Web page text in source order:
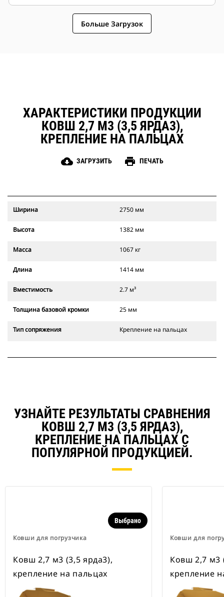
Больше Загрузок
ХАРАКТЕРИСТИКИ ПРОДУКЦИИ
КОВШ 2,7 М3 (3,5 ЯРДА3),
КРЕПЛЕНИЕ НА ПАЛЬЦАХ
cloud_download ЗАГРУЗИТЬ print ПЕЧАТЬ
Ширина 2750 мм
Высота 1382 мм
Масса 1067 кг
Длина 1414 мм
Вместимость 2.7 м³
Толщина базовой кромки 25 мм
Тип сопряжения Крепление на пальцах
УЗНАЙТЕ РЕЗУЛЬТАТЫ СРАВНЕНИЯ
КОВШ 2,7 М3 (3,5 ЯРДА3),
КРЕПЛЕНИЕ НА ПАЛЬЦАХ С
ПОПУЛЯРНОЙ ПРОДУКЦИЕЙ.
Ковши для погрузчика
Выбрано
Ковш 2,7 м3 (3,5 ярда3),
крепление на пальцах
Ковши для
Ковш 2,7 м3
крепление